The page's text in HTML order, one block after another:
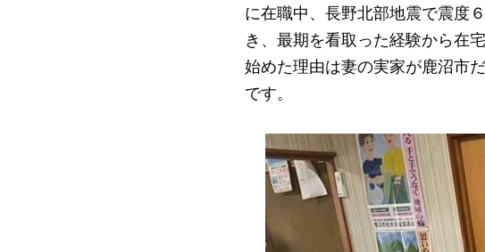
に在職中、長野北部地震で震度
き、最期を看取った経験から在
始めた理由は妻の実家が鹿沼市
です。